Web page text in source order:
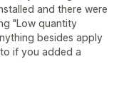
and there were
"Low quantity
besides apply
if you added a